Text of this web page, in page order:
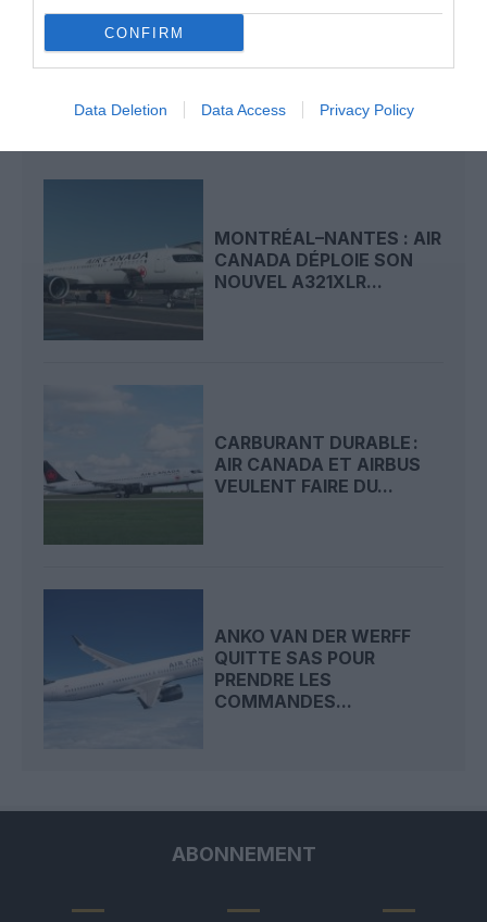
CONFIRM
Data Deletion Data Access Privacy Policy
air canada connectivité intelsat
MONTRÉAL–NANTES : AIR
CANADA DÉPLOIE SON
NOUVEL A321XLR...
CARBURANT DURABLE :
AIR CANADA ET AIRBUS
VEULENT FAIRE DU...
ANKO VAN DER WERFF
QUITTE SAS POUR
PRENDRE LES
COMMANDES...
ABONNEMENT